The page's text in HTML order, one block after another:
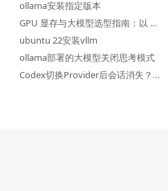
ollama安装指定版本
GPU 显存与大模型选型指南：以 V100 为例
ubuntu 22安装vllm
ollama部署的大模型关闭思考模式
Codex切换Provider后会话消失？一句提示词搞定